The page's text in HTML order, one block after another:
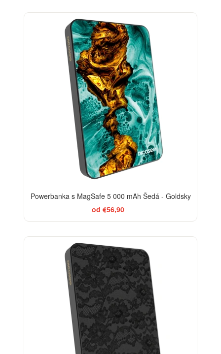
Powerbanka s MagSafe 5 000 mAh Šedá - Goldsky
od €56,90